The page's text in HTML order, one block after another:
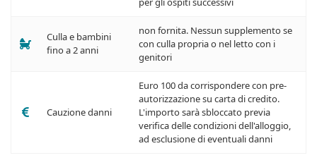
Culla e bambini
fino a 2 anni
non fornita. Nessun supplemento se
con culla propria o nel letto con i
genitori
Cauzione danni
Euro 100 da corrispondere con pre-
autorizzazione su carta di credito.
L'importo sarà sbloccato previa
verifica delle condizioni dell'alloggio,
ad esclusione di eventuali danni